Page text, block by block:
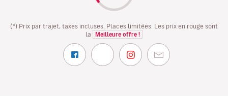
(*) Prix par trajet, taxes incluses. Places limitées. Les prix en rouge sont
la
Meilleure offre !